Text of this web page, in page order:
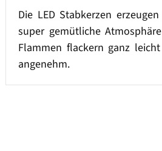
Die LED Stabkerzen
super gemütliche
Flammen flackern ganz
angenehm.